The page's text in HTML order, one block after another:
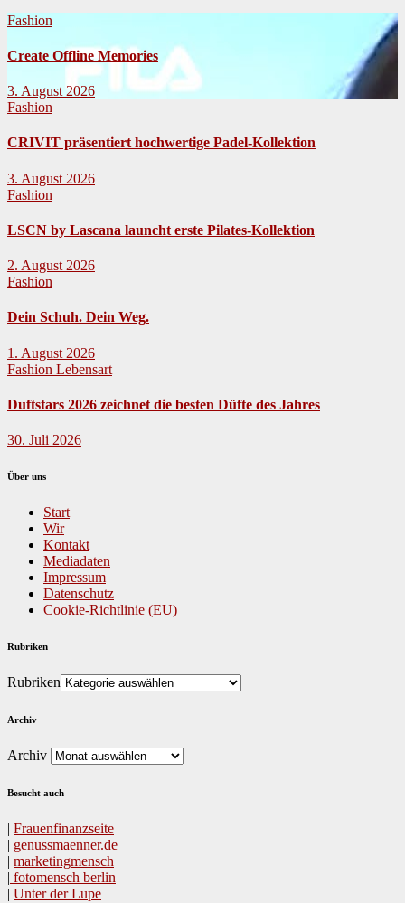
Fashion
Create Offline Memories
3. August 2026
Fashion
CRIVIT präsentiert hochwertige Padel-Kollektion
3. August 2026
Fashion
LSCN by Lascana launcht erste Pilates-Kollektion
2. August 2026
Fashion
Dein Schuh. Dein Weg.
1. August 2026
Fashion Lebensart
Duftstars 2026 zeichnet die besten Düfte des Jahres
30. Juli 2026
Über uns
Start
Wir
Kontakt
Mediadaten
Impressum
Datenschutz
Cookie-Richtlinie (EU)
Rubriken
Rubriken
Archiv
Archiv
Besucht auch
| Frauen­fi­nanz­seite
| genussmaenner.de
| mar­ket­ing­men­sch
| fotomen­sch berlin
| Unter der Lupe